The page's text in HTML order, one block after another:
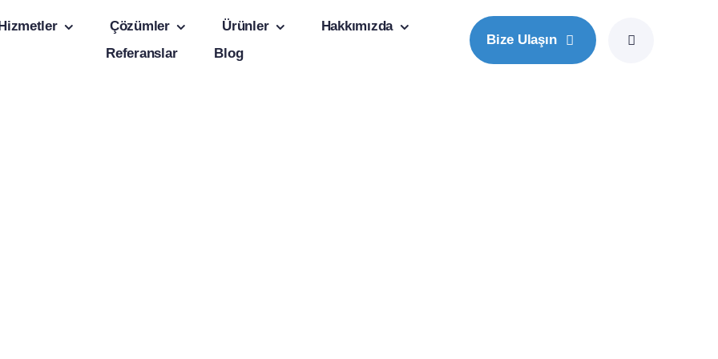
Çözümler Ürünler
Hakkımızda
Referanslar
Blog
Bize Ulaşın